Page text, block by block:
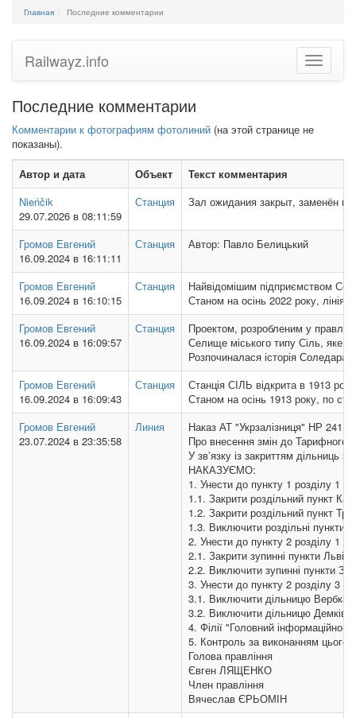
Главная Последние комментарии
Toggle
Railwayz.info
Последние комментарии
Комментарии к фотографиям фотолиний (на этой странице не
показаны).
Автор и дата
Объект
Текст комментария
Nieńčik
29.07.2026 в 08:11:59
Станция Зал ожидания закрыт, заменён
Громов Евгений
16.09.2024 в 16:11:11
Станция Автор: Павло Белицький
Громов Евгений
16.09.2024 в 16:10:15
Станция
Найвідомішим підприємством
Станом на осінь 2022 року, лінія
Громов Евгений
16.09.2024 в 16:09:57
Станция
Проектом, розробленим у
Селище міського типу Сіль, яке
Розпочиналася історія Соледара
Громов Евгений
16.09.2024 в 16:09:43
Станция
Станція СІЛЬ відкрита в 1913
Станом на осінь 1913 року, по
Громов Евгений
23.07.2024 в 23:35:58
Линия
Наказ АТ "Укрзалізниця" НР 241,
Про внесення змін до Тарифного
У зв’язку із закриттям дільниць
НАКАЗУЄМО:
1. Унести до пункту 1 розділу 1
1.1. Закрити роздільний пункт
1.2. Закрити роздільний пункт
1.3. Виключити роздільні пункти
2. Унести до пункту 2 розділу 1
2.1. Закрити зупинні пункти
2.2. Виключити зупинні пункти
3. Унести до пункту 2 розділу 3
3.1. Виключити дільницю Вербка –
3.2. Виключити дільницю
4. Філії "Головний інформаційно-
5. Контроль за виконанням
Голова правління
Євген ЛЯЩЕНКО
Член правління
Вячеслав ЄРЬОМІН